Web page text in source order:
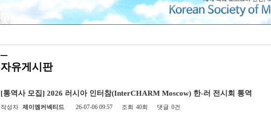
자유게시판
[통역사 모집] 2026 러시아 인터참(InterCHARM Moscow) 한-러 전시회 통역
작성자 제이엠커넥티드 26-07-06 09:57 조회 40회 댓글 0건